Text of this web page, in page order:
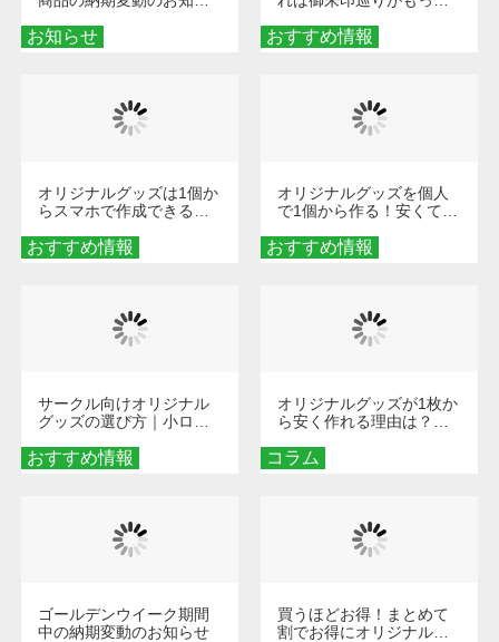
お知らせ おすすめ情報
ダーメイドする魅力と選
び方
おすすめ情報
オリジナルグッズは1個か
らスマホで作成できる！
くなる巾着＆ポーチ活用
術
おすすめ情報
オリジナルグッズを個人
で1個から作る！安くて簡
秘訣
おすすめ情報
サークル向けオリジナル
グッズの選び方｜小ロッ
める秘訣
コラム
オリジナルグッズが1枚か
ら安く作れる理由は？オ
とメリットを解説
ゴールデンウイーク期間
中の納期変動のお知らせ
買うほどお得！まとめて
割でお得にオリジナルグ